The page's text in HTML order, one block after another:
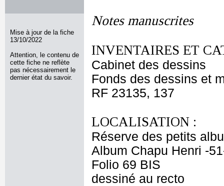
Mise à jour de la fiche
13/10/2022
Attention, le contenu de
cette fiche ne reflète
pas nécessairement le
dernier état du savoir.
Notes manuscrites
INVENTAIRES ET
Cabinet des dessins
Fonds des dessins et
RF 23135, 137
LOCALISATION :
Réserve des petits
Album Chapu Henri -
Folio 69 BIS
dessiné au recto